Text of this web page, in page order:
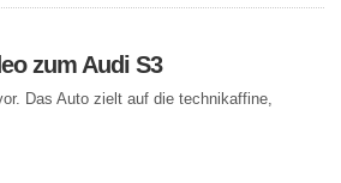
zum Audi S3
Das Auto zielt auf die technikaffine,